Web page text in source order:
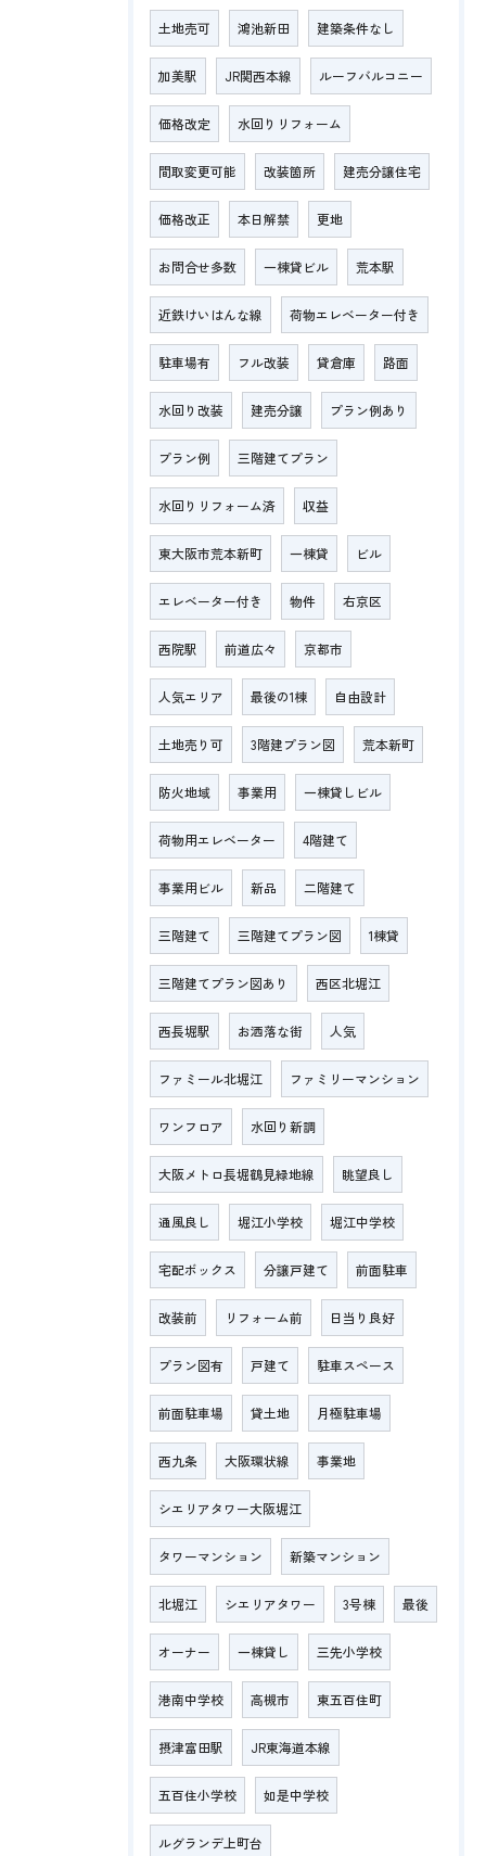
土地売可 鴻池新田 建築条件なし
加美駅 JR関西本線 ルーフバルコニー
価格改定 水回りリフォーム
間取変更可能 改装箇所 建売分譲住宅
価格改正 本日解禁 更地
お問合せ多数 一棟貸ビル 荒本駅
近鉄けいはんな線 荷物エレベーター付き
駐車場有 フル改装 貸倉庫 路面
水回り改装 建売分譲 プラン例あり
プラン例 三階建てプラン
水回りリフォーム済 収益
東大阪市荒本新町 一棟貸 ビル
エレベーター付き 物件 右京区
西院駅 前道広々 京都市
人気エリア 最後の1棟 自由設計
土地売り可 3階建プラン図 荒本新町
防火地域 事業用 一棟貸しビル
荷物用エレベーター 4階建て
事業用ビル 新品 二階建て
三階建て 三階建てプラン図 1棟貸
三階建てプラン図あり 西区北堀江
西長堀駅 お洒落な街 人気
ファミール北堀江 ファミリーマンション
ワンフロア 水回り新調
大阪メトロ長堀鶴見緑地線 眺望良し
通風良し 堀江小学校 堀江中学校
宅配ボックス 分譲戸建て 前面駐車
改装前 リフォーム前 日当り良好
プラン図有 戸建て 駐車スペース
前面駐車場 貸土地 月極駐車場
西九条 大阪環状線 事業地
シエリアタワー大阪堀江
タワーマンション 新築マンション
北堀江 シエリアタワー 3号棟 最後
オーナー 一棟貸し 三先小学校
港南中学校 高槻市 東五百住町
摂津富田駅 JR東海道本線
五百住小学校 如是中学校
ルグランデ上町台